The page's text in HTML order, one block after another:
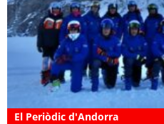
El Periòdic d'Andorra